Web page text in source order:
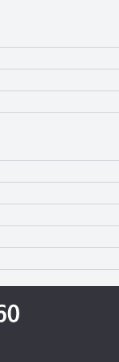
и видео с
кнопку
«Тарифы».